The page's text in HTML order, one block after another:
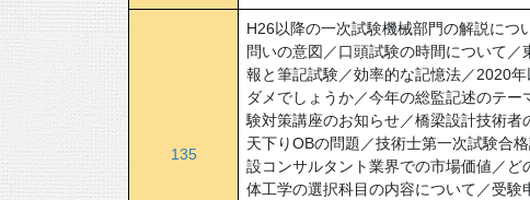
135
H26以降の一次試験機械部門の解説につ
問いの意図／口頭試験の時間について
報と筆記試験／効率的な記憶法／2020
ダメでしょうか／今年の総監記述のテ
験対策講座のお知らせ／橋梁設計技術
天下りOBの問題／技術士第一次試験合
設コンサルタント業界での市場価値／
体工学の選択科目の内容について／受